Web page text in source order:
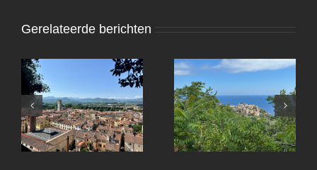
Gerelateerde berichten
Lucca